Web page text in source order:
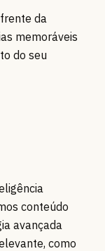
da
memoráveis
do seu
conteúdo
avançada
como